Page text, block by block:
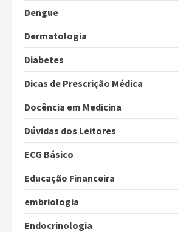
Dengue
Dermatologia
Diabetes
Dicas de Prescrição Médica
Docência em Medicina
Dúvidas dos Leitores
ECG Básico
Educação Financeira
embriologia
Endocrinologia